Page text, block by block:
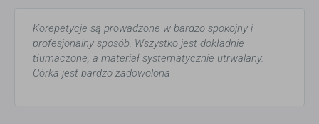
Korepetycje są prowadzone w bardzo spokojny i
profesjonalny sposób. Wszystko jest dokładnie
tłumaczone, a materiał systematycznie utrwalany.
Córka jest bardzo zadowolona